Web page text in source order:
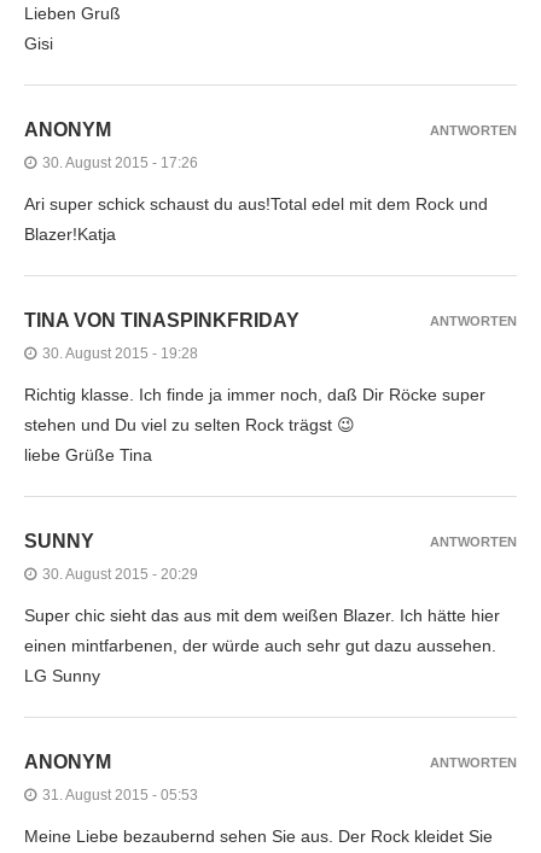
Lieben Gruß
Gisi
ANONYM
30. August 2015 - 17:26
Ari super schick schaust du aus!Total edel mit dem Rock und
Blazer!Katja
ANTWORTEN
TINA VON TINASPINKFRIDAY
30. August 2015 - 19:28
Richtig klasse. Ich finde ja immer noch, daß Dir Röcke super
stehen und Du viel zu selten Rock trägst 😉
liebe Grüße Tina
ANTWORTEN
SUNNY
30. August 2015 - 20:29
Super chic sieht das aus mit dem weißen Blazer. Ich hätte hier
einen mintfarbenen, der würde auch sehr gut dazu aussehen.
LG Sunny
ANTWORTEN
ANONYM
31. August 2015 - 05:53
Meine Liebe bezaubernd sehen Sie aus. Der Rock kleidet Sie
ANTWORTEN